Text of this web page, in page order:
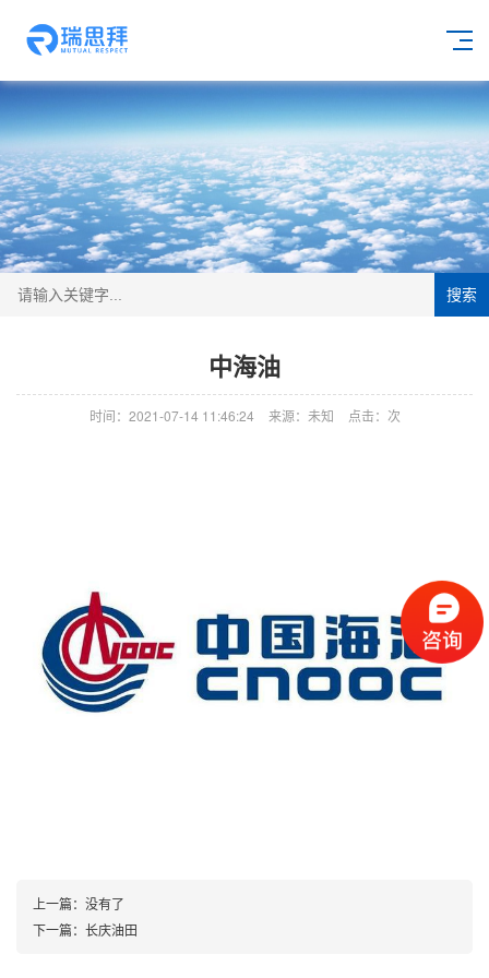
搜索
中海油
时间：2021-07-14 11:46:24 来源：未知 点击： 次
上一篇： 没有了
下一篇： 长庆油田